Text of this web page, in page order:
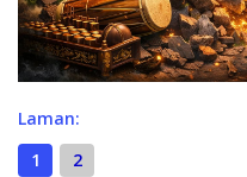
Laman:
1
2